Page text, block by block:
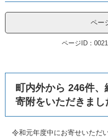
ペー
ページID：
町内外から 246件
寄附をいただきまし
令和元年度中にお寄せいただ